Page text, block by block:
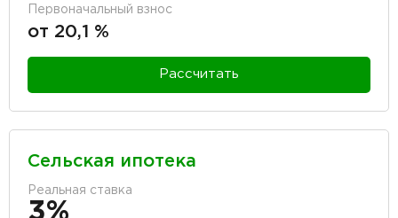
Первоначальный взнос
от 20,1 %
Рассчитать
Сельская ипотека
Реальная ставка
3%